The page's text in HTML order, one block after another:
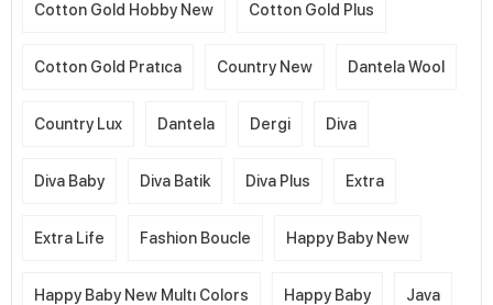
Cotton Gold Hobby New Cotton Gold Plus
Cotton Gold Pratıca Country New Dantela Wool
Country Lux Dantela Dergi Diva
Diva Baby Diva Batik Diva Plus Extra
Extra Life Fashion Boucle Happy Baby New
Happy Baby New Multı Colors Happy Baby Java